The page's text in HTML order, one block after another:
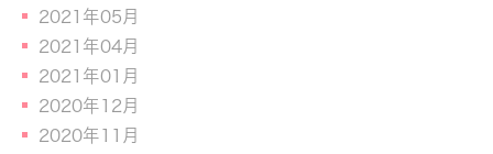
2021年05月
2021年04月
2021年01月
2020年12月
2020年11月